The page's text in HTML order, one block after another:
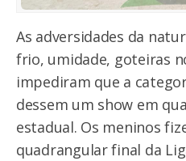
As adversidades da
frio, umidade, goteiras
impediram que a
dessem um show em
estadual. Os meninos
quadrangular final da